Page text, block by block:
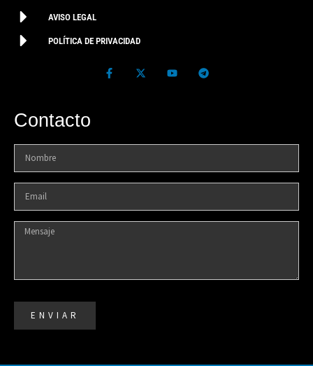
AVISO LEGAL
POLÍTICA DE PRIVACIDAD
Contacto
ENVIAR